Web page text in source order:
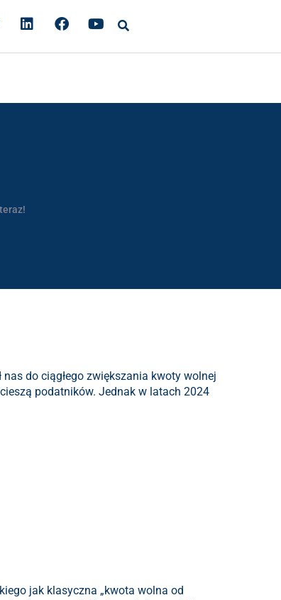
do ciągłego zwiększania kwoty wolnej
podatników. Jednak w latach 2024
jak klasyczna „kwota wolna od